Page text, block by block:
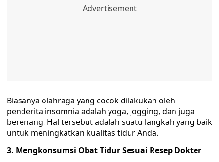
Biasanya olahraga yang cocok dilakukan oleh
penderita insomnia adalah yoga, jogging, dan juga
berenang. Hal tersebut adalah suatu langkah yang baik
untuk meningkatkan kualitas tidur Anda.
3. Mengkonsumsi Obat Tidur Sesuai Resep Dokter